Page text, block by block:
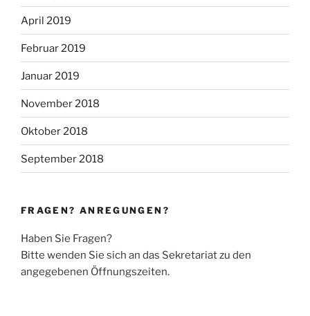
April 2019
Februar 2019
Januar 2019
November 2018
Oktober 2018
September 2018
FRAGEN? ANREGUNGEN?
Haben Sie Fragen?
Bitte wenden Sie sich an das Sekretariat zu den
angegebenen Öffnungszeiten.